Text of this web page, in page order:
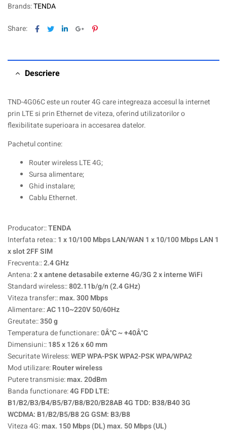
Brands:TENDA
Share: Facebook
TwitterLinkedinGoogle+Pinterest
Descriere
TND-4G06C este un router 4G care integreaza accesul la internet
prin LTE si prin Ethernet de viteza, oferind utilizatorilor o
flexibilitate superioara in accesarea datelor.
Pachetul contine:
Router wireless LTE 4G;
Sursa alimentare;
Ghid instalare;
Cablu Ethernet.
Producator::TENDA
Interfata retea::1 x 10/100 Mbps LAN/WAN 1 x 10/100 Mbps LAN 1
x slot 2FF SIM
Frecventa::2.4 GHz
Antena:2 x antene detasabile externe 4G/3G 2 x interne WiFi
Standard wireless::802.11b/g/n (2.4 GHz)
Viteza transfer::max. 300 Mbps
Alimentare::AC 110~220V 50/60Hz
Greutate::350 g
Temperatura de functionare::0Â°C ~ +40Â°C
Dimensiuni::185 x 126 x 60 mm
Securitate Wireless:WEP WPA-PSK WPA2-PSK WPA/WPA2
Mod utilizare:Router wireless
Putere transmisie:max. 20dBm
Banda functionare:4G FDD LTE:
B1/B2/B3/B4/B5/B7/B8/B20/B28AB 4G TDD: B38/B40 3G
WCDMA: B1/B2/B5/B8 2G GSM: B3/B8
Viteza 4G:max. 150 Mbps (DL) max. 50 Mbps (UL)